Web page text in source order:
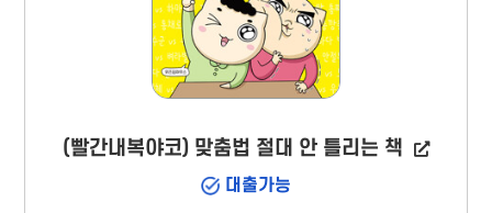
(빨간내복야코) 맞춤법 절대 안 틀리는 책
대출가능